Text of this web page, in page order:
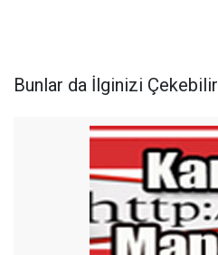
Bunlar da İlginizi Çekebilir